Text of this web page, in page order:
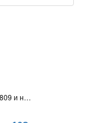
Основные способы отключения Защитника Windows в Windows 10 версии 1909, 1903, 1809 и ниже. Как полностью отключить встроенный антивирус с помощью редактора групповой политики или системного реестра